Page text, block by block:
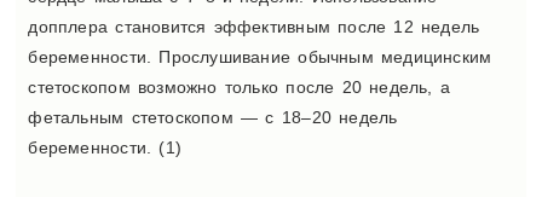
допплера становится эффективным после 12 недель
беременности. Прослушивание обычным медицинским
стетоскопом возможно только после 20 недель, а
фетальным стетоскопом — с 18–20 недель
беременности. (1)